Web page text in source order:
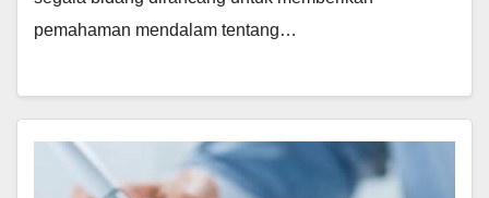
pemahaman mendalam tentang…